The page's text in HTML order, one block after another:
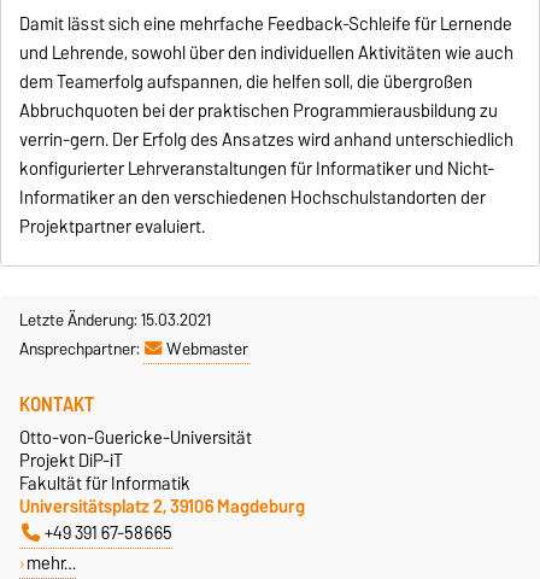
Damit lässt sich eine mehrfache Feedback-Schleife für Lernende
und Lehrende, sowohl über den individuellen Aktivitäten wie auch
dem Teamerfolg aufspannen, die helfen soll, die übergroßen
Abbruchquoten bei der praktischen Programmierausbildung zu
verrin-gern. Der Erfolg des Ansatzes wird anhand unterschiedlich
konfigurierter Lehrveranstaltungen für Informatiker und Nicht-
Informatiker an den verschiedenen Hochschulstandorten der
Projektpartner evaluiert.
Letzte Änderung: 15.03.2021
Ansprechpartner:
Webmaster
KONTAKT
Otto-von-Guericke-Universität
Projekt DiP-iT
Fakultät für Informatik
Universitätsplatz 2, 39106 Magdeburg
+49 391 67-58665
mehr…